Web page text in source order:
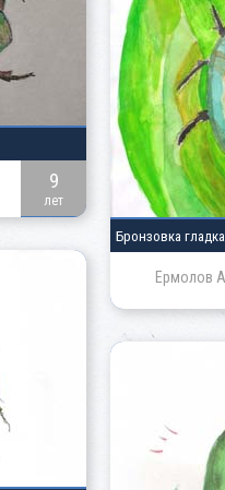
9
лет
Бронзовка
Ермолов